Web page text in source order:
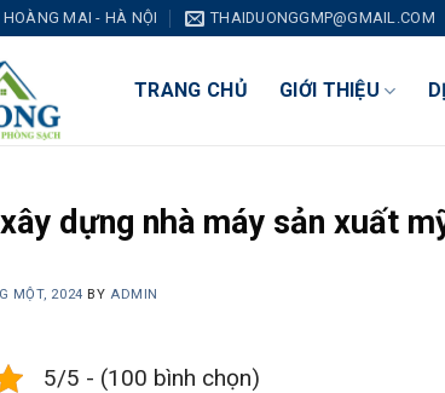
MAI - HÀ NỘI THAIDUONGGMP@GMAIL.COM
TRANG CHỦ GIỚI THIỆU
dựng nhà máy sản xuất
MỘT, 2024 BY ADMIN
5/5 - (100 bình chọn)